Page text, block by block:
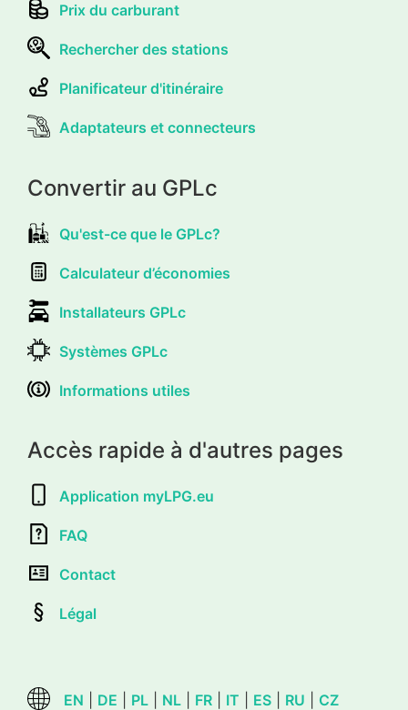
Prix du carburant
Rechercher des stations
Planificateur d'itinéraire
Adaptateurs et connecteurs
Convertir au GPLc
Qu'est-ce que le GPLc?
Calculateur d’économies
Installateurs GPLc
Systèmes GPLc
Informations utiles
Accès rapide à d'autres pages
Application myLPG.eu
FAQ
Contact
Légal
EN DE PL NL FR IT ES RU CZ